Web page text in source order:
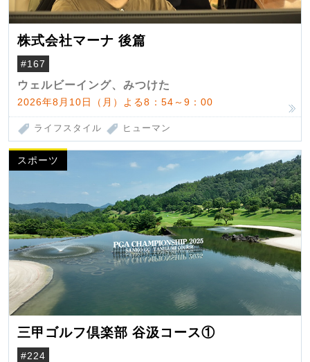
株式会社マーナ 後篇
#167
ウェルビーイング、みつけた
2026年8月10日（月）よる8：54～9：00
ライフスタイル ヒューマン
スポーツ
三甲ゴルフ倶楽部 谷汲コース①
#224